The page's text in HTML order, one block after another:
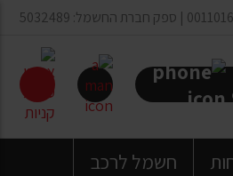
חשמל לרכב